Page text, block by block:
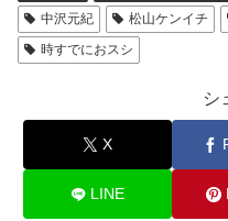
中沢元紀
松山ケンイチ
時すでにおスシ
シ
X
LINE